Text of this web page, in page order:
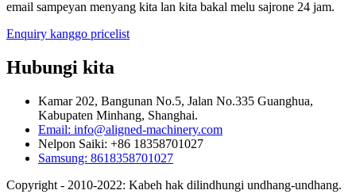
email sampeyan menyang kita lan kita bakal melu sajrone 24 jam.
Enquiry kanggo pricelist
Hubungi kita
Kamar 202, Bangunan No.5, Jalan No.335 Guanghua,
Kabupaten Minhang, Shanghai.
Email: info@aligned-machinery.com
Nelpon Saiki: +86 18358701027
Samsung: 8618358701027
Copyright - 2010-2022: Kabeh hak dilindhungi undhang-undhang.